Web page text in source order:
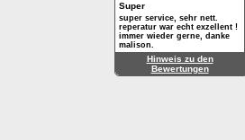
Super
super service, sehr nett.
reperatur war echt exzellent !
immer wieder gerne, danke
malison.
Hinweis zu den
Bewertungen